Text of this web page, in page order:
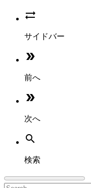

サイドバー

前へ

次へ

検索